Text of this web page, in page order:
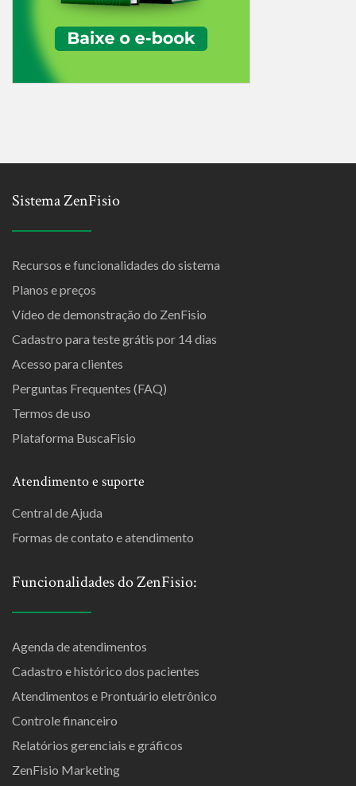
Sistema ZenFisio
Recursos e funcionalidades do sistema
Planos e preços
Vídeo de demonstração do ZenFisio
Cadastro para teste grátis por 14 dias
Acesso para clientes
Perguntas Frequentes (FAQ)
Termos de uso
Plataforma BuscaFisio
Atendimento e suporte
Central de Ajuda
Formas de contato e atendimento
Funcionalidades do ZenFisio:
Agenda de atendimentos
Cadastro e histórico dos pacientes
Atendimentos e Prontuário eletrônico
Controle financeiro
Relatórios gerenciais e gráficos
ZenFisio Marketing